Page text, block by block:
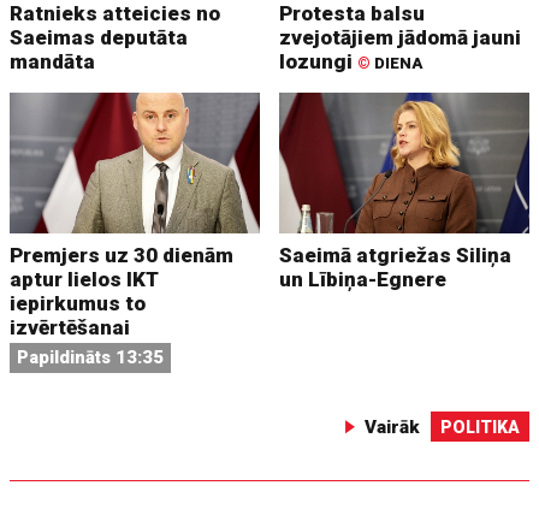
Ratnieks atteicies no
Saeimas deputāta
mandāta
Protesta balsu
zvejotājiem jādomā jauni
lozungi © DIENA
Premjers uz 30 dienām
aptur lielos IKT
iepirkumus to
izvērtēšanai
Papildināts 13:35
Saeimā atgriežas Siliņa
un Lībiņa-Egnere
Vairāk POLITIKA